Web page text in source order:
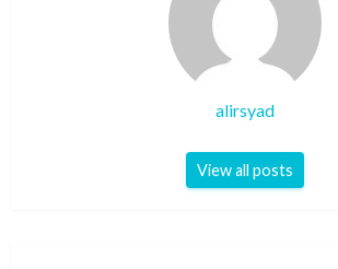
alirsyad
View all posts